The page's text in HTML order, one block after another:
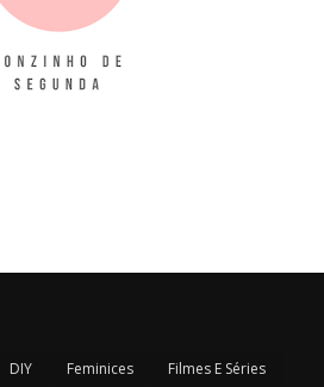
DIY Feminices
Filmes E Séries